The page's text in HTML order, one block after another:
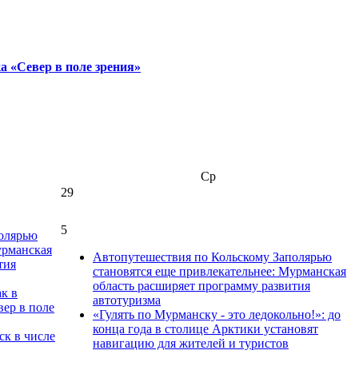
«Север в поле зрения»
Ср
29
в
в поле
в числе
5
Автопутешествия по Кольскому Заполярью
становятся еще привлекательнее: Мурманская
область расширяет программу развития
автотуризма
«Гулять по Мурманску - это ледокольно!»: до
конца года в столице Арктики установят
навигацию для жителей и туристов